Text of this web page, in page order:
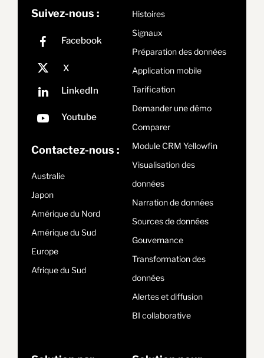
Suivez-nous :
Contactez-nous :
Australie
Japon
Amérique du Nord
Amérique du Sud
Europe
Afrique du Sud
Histoires
Signaux
Préparation des données
Application mobile
Tarification
Demander une démo
Comparer
Module CRM Yellowfin
Visualisation des
données
Narration de données
Sources de données
Gouvernance
Transformation des
données
Alertes et diffusion
BI collaborative